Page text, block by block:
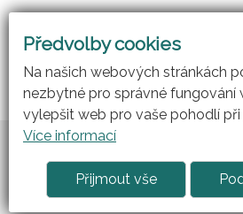
Předvolby cookies
Na našich webových stránkách
nezbytné pro správné fungování
vylepšit web pro vaše pohodlí
Více informací
Přijmout vše